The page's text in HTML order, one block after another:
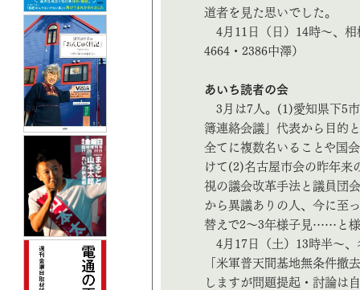
道者を見た思いでした。
4月11日（日）14時～、相
4664・2386中澤）
あいち読者の会
3月は7人。(1)愛知県下5市
簿連絡会議」代表から目的
全てに複数名いることや国
けて(2)名古屋市会の昨年来
視の議会改革手法と議員団
から異議ありの人、今に至
替えで2～3年様子見……と
4月17日（土）13時半～、
「米軍普天間基地無条件撤
しますが問題提起・討論は